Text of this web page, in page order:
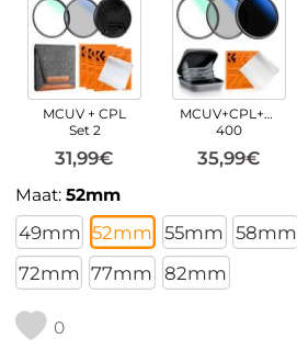
MCUV + CPL
Set 2
31,99€
MCUV+CPL+ND2-
400
35,99€
Maat:52mm
49mm 52mm 55mm 58mm
72mm 77mm 82mm
0